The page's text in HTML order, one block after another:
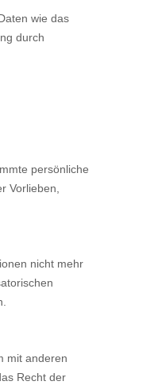
wie das
durch
persönliche
Vorlieben,
nicht mehr
mit anderen
Recht der